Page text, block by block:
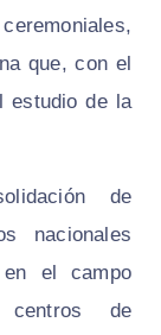
que, con el
estudio de la
de
nacionales
en el campo
centros de